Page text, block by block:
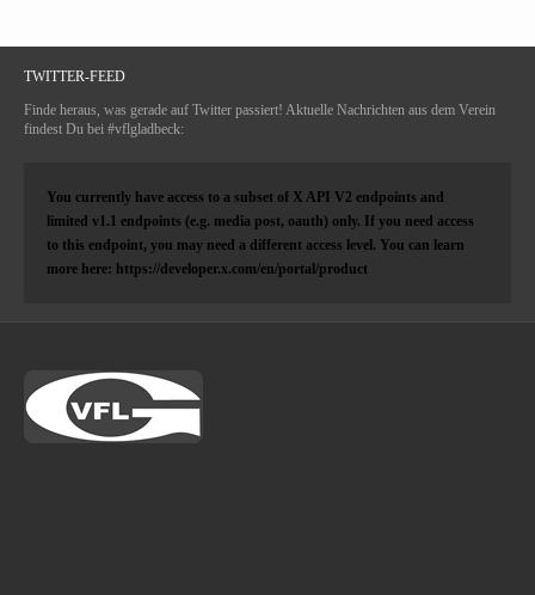
TWITTER-FEED
Finde heraus, was gerade auf Twitter passiert! Aktuelle Nachrichten aus dem Verein
findest Du bei #vflgladbeck:
You currently have access to a subset of X API V2 endpoints and
limited v1.1 endpoints (e.g. media post, oauth) only. If you need access
to this endpoint, you may need a different access level. You can learn
more here: https://developer.x.com/en/portal/product